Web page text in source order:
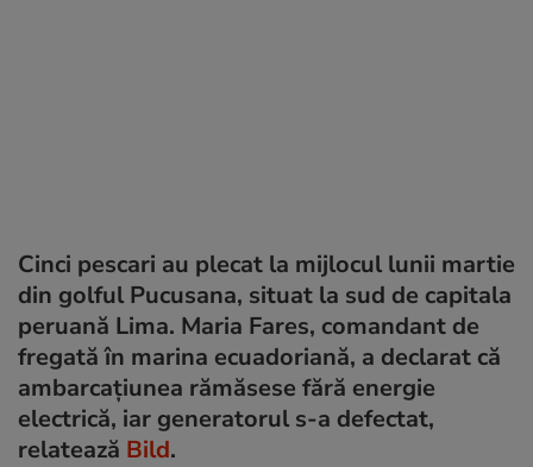
Cinci pescari au plecat la mijlocul lunii martie
din golful Pucusana, situat la sud de capitala
peruană Lima. Maria Fares, comandant de
fregată în marina ecuadoriană, a declarat că
ambarcațiunea rămăsese fără energie
electrică, iar generatorul s-a defectat,
relatează Bild.